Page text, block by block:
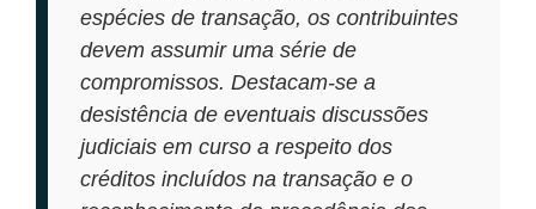
espécies de transação, os contribuintes
devem assumir uma série de
compromissos. Destacam-se a
desistência de eventuais discussões
judiciais em curso a respeito dos
créditos incluídos na transação e o